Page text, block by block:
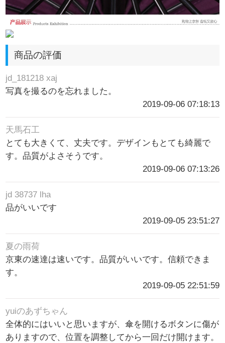
商品の評価
jd_181218 xaj
写真を撮るのを忘れました。
2019-09-06 07:18:13
天馬石工
とても大きくて、丈夫です。デザインもとても綺麗で
す。品質がよさそうです。
2019-09-06 07:13:26
jd 38737 lha
品がいいです
2019-09-05 23:51:27
夏の雨荷
京東の速達は速いです。品質がいいです。信頼できま
す。
2019-09-05 22:51:59
yuiのあずちゃん
全体的にはいいと思いますが、傘を開けるボタンに傷が
ありますので、位置を調整してから一回だけ開けます。